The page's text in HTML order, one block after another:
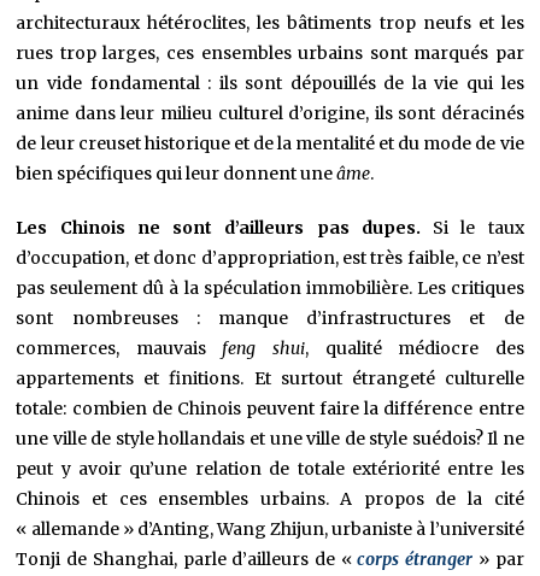
architecturaux hétéroclites, les bâtiments trop neufs et les
rues trop larges, ces ensembles urbains sont marqués par
un vide fondamental : ils sont dépouillés de la vie qui les
anime dans leur milieu culturel d’origine, ils sont déracinés
de leur creuset historique et de la mentalité et du mode de vie
bien spécifiques qui leur donnent uneâme.
Les Chinois ne sont d’ailleurs pas dupes. Si le taux
d’occupation, et donc d’appropriation, est très faible, ce n’est
pas seulement dû à la spéculation immobilière. Les critiques
sont nombreuses : manque d’infrastructures et de
commerces, mauvais feng shui, qualité médiocre des
appartements et finitions. Et surtout étrangeté culturelle
totale: combien de Chinois peuvent faire la différence entre
une ville de style hollandais et une ville de style suédois? Il ne
peut y avoir qu’une relation de totale extériorité entre les
Chinois et ces ensembles urbains. A propos de la cité
« allemande » d’Anting, Wang Zhijun, urbaniste à l’université
Tonji de Shanghai, parle d’ailleurs de «corps étranger » par